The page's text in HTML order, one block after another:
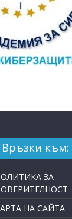
Връзки към:
ЗА
НА САЙТА